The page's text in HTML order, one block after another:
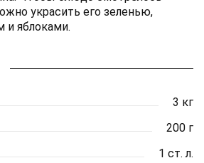
украсить его зеленью,
и яблоками.
3 кг
200 г
1 ст. л.